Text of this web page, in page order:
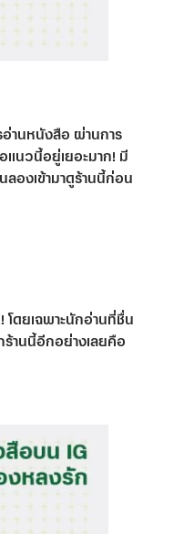
านหนังสือ ผ่านการ
นวนี้อยู่เยอะมาก! มี
องเข้ามาดูร้านนี้ก่อน
ดยเฉพาะนักอ่านที่ชื่น
านนี้อีกอย่างเลยคือ